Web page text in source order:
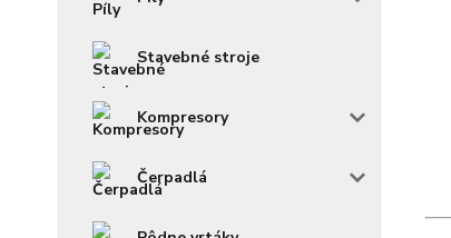
Stavebné stroje
Kompresory
Čerpadlá